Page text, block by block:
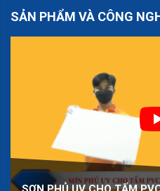
SẢN PHẨM VÀ CÔNG